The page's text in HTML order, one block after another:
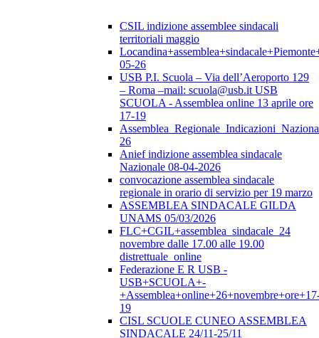
CSIL indizione assemblee sindacali
territoriali maggio
05-26
USB P.I. Scuola – Via dell’Aeroporto 129
– Roma –mail: scuola@usb.it USB
SCUOLA - Assemblea online 13 aprile ore
17-19
26
Anief indizione assemblea sindacale
Nazionale 08-04-2026
convocazione assemblea sindacale
regionale in orario di servizio per 19 marzo
ASSEMBLEA SINDACALE GILDA
UNAMS 05/03/2026
FLC+CGIL+assemblea_sindacale_24
novembre dalle 17.00 alle 19.00
distrettuale_online
Federazione E R USB -
USB+SCUOLA+-
19
CISL SCUOLE CUNEO ASSEMBLEA
SINDACALE 24/11-25/11